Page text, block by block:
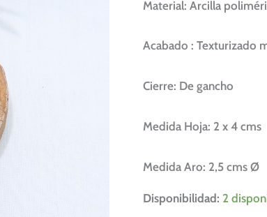
Material: Arcilla
Acabado : Texturizado
Cierre: De gancho
Medida Hoja: 2 x 4 cms
Medida Aro: 2,5 cms Ø
Disponibilidad: 2